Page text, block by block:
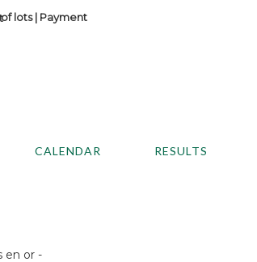
lots| Payment
CALENDAR RESULTS